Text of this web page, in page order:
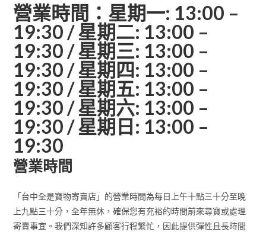
營業時間：星期一: 13:00 –
19:30 / 星期二: 13:00 –
19:30 / 星期三: 13:00 –
19:30 / 星期四: 13:00 –
19:30 / 星期五: 13:00 –
19:30 / 星期六: 13:00 –
19:30 / 星期日: 13:00 –
19:30
營業時間
「台中全是寶物寄賣店」的營業時間為每日上午十點三十分至晚
上九點三十分，全年無休，確保您有充裕的時間前來尋寶或處理
寄賣事宜。我們深知許多顧客行程繁忙，因此提供彈性且長時間